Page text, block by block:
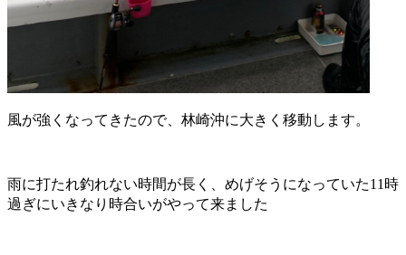
風が強くなってきたので、林崎沖に大きく移動します。
雨に打たれ釣れない時間が長く、めげそうになっていた11時
過ぎにいきなり時合いがやって来ました